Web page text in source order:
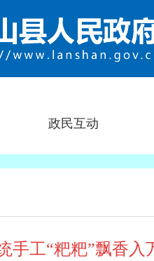
政民互动
手工“粑粑”飘香入